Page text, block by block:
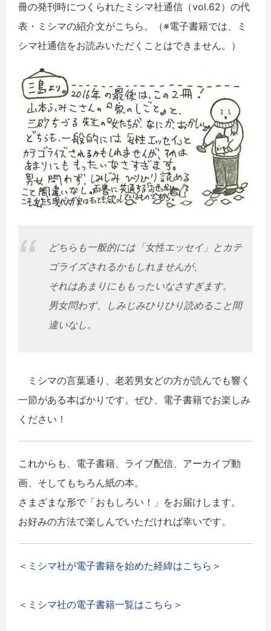
冊の発刊時につくられたミシマ社通信（vol.62）の代
表・ミシマの紹介文がこちら。（※電子書籍では、ミ
シマ社通信をお読みいただくことはできません。）
どちらも一般的には「女性エッセイ」とカテ
ゴライズされるかもしれませんが、
それはあまりにももったいなさすぎます。
男女問わず、しみじみひりひり読めること間
違いなし。
ミシマの言葉通り、老若男女どの方が読んでも響く
一節がある本ばかりです。ぜひ、電子書籍でお楽しみ
ください！
これからも、電子書籍、ライブ配信、アーカイブ動
画、そしてもちろん紙の本。
さまざまな形で「おもしろい！」をお届けします。
お好みの方法で楽しんでいただければ幸いです。
＜ ミシマ社が電子書籍を始めた経緯はこちら ＞
＜ ミシマ社の電子書籍一覧はこちら ＞